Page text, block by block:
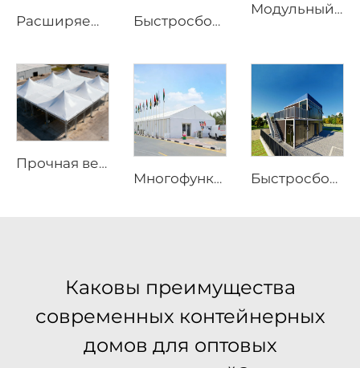
Расширяемый дом | Быстросборный prefab-студийный контейнер для мобильного проживания и коммерческих объектов Быстросборный prefabрицированный дом длиной 20 футов | Портативное мобильное жилое решение с 3 спальнями
Модульный бескаркасный открытый шатёр | Решение для постоянных и временных событийных сооружений
Прочная ветрозащитная каркасная палатка | Большая уличная тентовая конструкция для надёжной защиты от погодных условий
Многофункциональные решения на основе алюминиевой конструкции | Промышленный складской тент большого размера и роскошный маркиз для уличных мероприятий для проведения праздничных мероприятий
Быстросборный модульный контейнерный дом | Складной портативный жилой модуль для жилого использования
Каковы преимущества
современных контейнерных
домов для оптовых